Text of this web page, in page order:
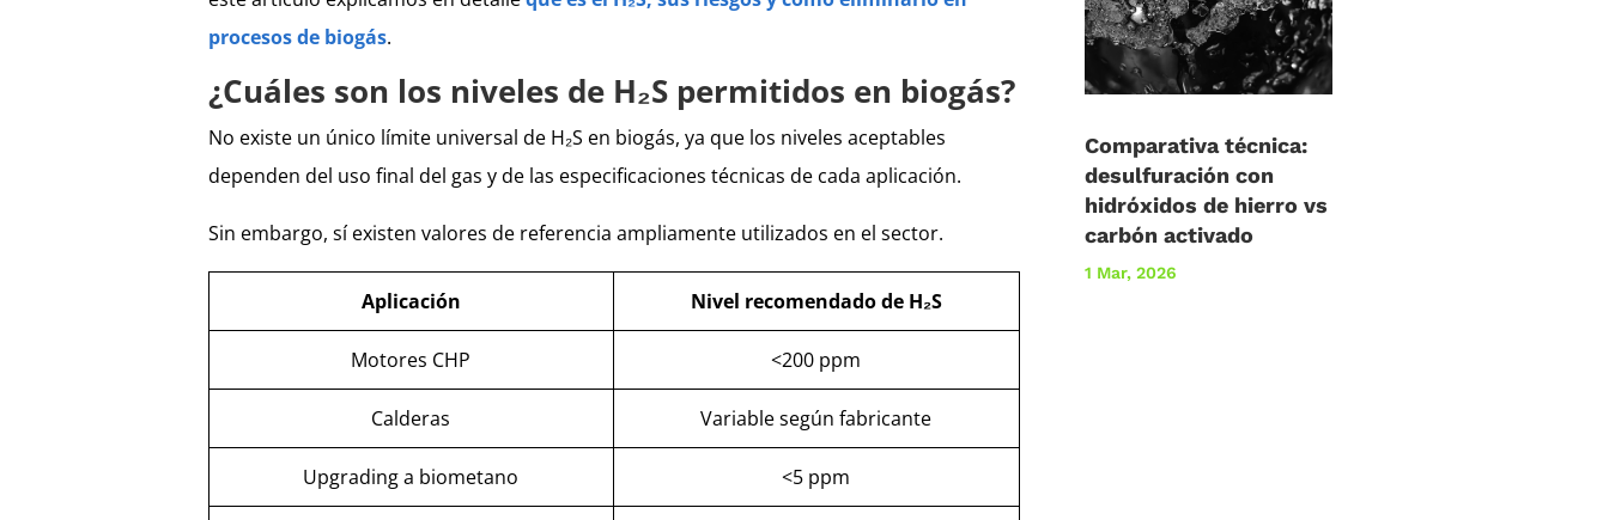
procesos de biogás.
¿Cuáles son los niveles de H₂S permitidos en biogás?
No existe un único límite universal de H₂S en biogás, ya que los niveles aceptables
dependen del uso final del gas y de las especificaciones técnicas de cada aplicación.
Sin embargo, sí existen valores de referencia ampliamente utilizados en el sector.
Aplicación Nivel recomendado de H₂S
Motores CHP <200 ppm
Calderas Variable según fabricante
Upgrading a biometano <5 ppm
Comparativa técnica:
desulfuración con
hidróxidos de hierro vs
carbón activado
1 Mar, 2026